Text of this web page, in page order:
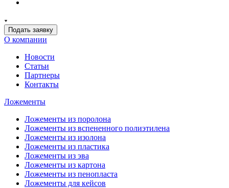
Подать заявку
О компании
Новости
Статьи
Партнеры
Контакты
Ложементы
Ложементы из поролона
Ложементы из вспененного полиэтилена
Ложементы из изолона
Ложементы из пластика
Ложементы из эва
Ложементы из картона
Ложементы из пенопласта
Ложементы для кейсов